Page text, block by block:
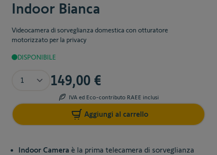
Indoor Bianca
Videocamera di sorveglianza domestica con otturatore
motorizzato per la privacy
DISPONIBILE
149,00 €
IVA ed Eco-contributo RAEE inclusi
Aggiungi al carrello
Indoor Camera è la prima telecamera di sorveglianza